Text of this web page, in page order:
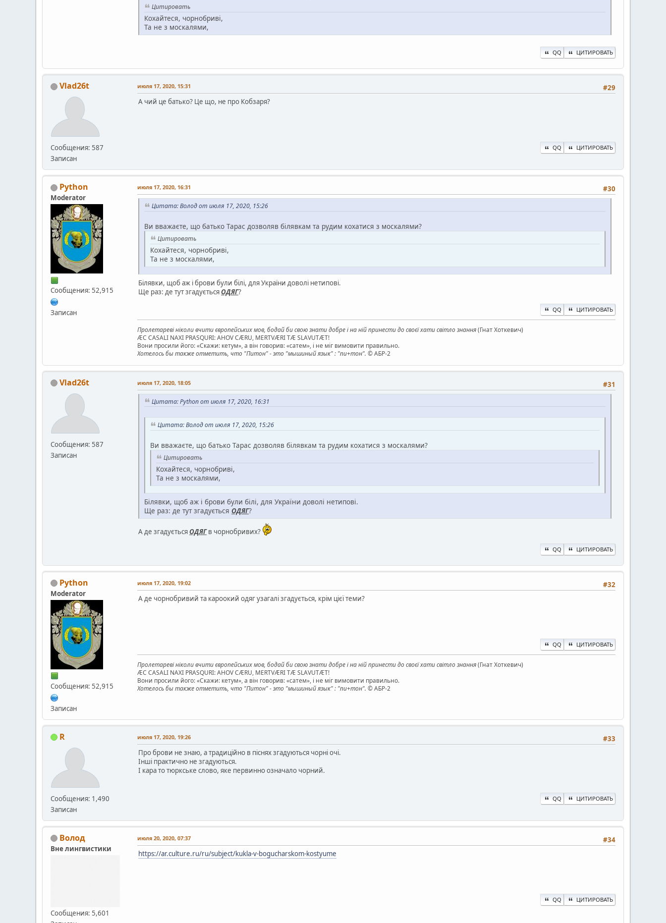
Цитировать
Кохайтеся, чорнобриві,
Та не з москалями,
QQ ЦИТИРОВАТЬ
Vlad26t
Сообщения: 587
Записан
#29
июля 17, 2020, 15:31
А чий це батько? Це що, не про Кобзаря?
QQ ЦИТИРОВАТЬ
Python
Moderator
Сообщения: 52,915
Записан
#30
июля 17, 2020, 16:31
Цитата: Волод от июля 17, 2020, 15:26
Ви вважаєте, що батько Тарас дозволяв білявкам та рудим кохатися з москалями?
Цитировать
Кохайтеся, чорнобриві,
Та не з москалями,
Білявки, щоб аж і брови були білі, для України доволі нетипові.
Ще раз: де тут згадуєтьсяОДЯГ?
QQ ЦИТИРОВАТЬ
Пролетареві ніколи вчити європейських мов, бодай би свою знати добре і на ній принести до своєї хати світло знання(Гнат Хоткевич)
ÆC CASALI NAXI PRASQURI: AHOV CÆRU, MERTVÆRI TÆ SLAVUTÆT!
Вони просили його: «Скажи: кетум», а він говорив: «сатем», і не міг вимовити правильно.
Хотелось бы также отметить, что "Питон" - это "мышиный язык" : "пи+тон". © АБР-2
Vlad26t
Сообщения: 587
Записан
#31
июля 17, 2020, 18:05
Цитата: Python от июля 17, 2020, 16:31
Цитата: Волод от июля 17, 2020, 15:26
Ви вважаєте, що батько Тарас дозволяв білявкам та рудим кохатися з москалями?
Цитировать
Кохайтеся, чорнобриві,
Та не з москалями,
Білявки, щоб аж і брови були білі, для України доволі нетипові.
Ще раз: де тут згадується ОДЯГ?
А де згадуєтьсяОДЯГв чорнобривих?
QQ ЦИТИРОВАТЬ
Python
Moderator
Сообщения: 52,915
Записан
#32
июля 17, 2020, 19:02
А де чорнобривий та кароокий одяг узагалі згадується, крім цієї теми?
QQ ЦИТИРОВАТЬ
Пролетареві ніколи вчити європейських мов, бодай би свою знати добре і на ній принести до своєї хати світло знання(Гнат Хоткевич)
ÆC CASALI NAXI PRASQURI: AHOV CÆRU, MERTVÆRI TÆ SLAVUTÆT!
Вони просили його: «Скажи: кетум», а він говорив: «сатем», і не міг вимовити правильно.
Хотелось бы также отметить, что "Питон" - это "мышиный язык" : "пи+тон". © АБР-2
R
Сообщения: 1,490
Записан
#33
июля 17, 2020, 19:26
Про брови не знаю, а традиційно в піснях згадуються чорні очі.
Інші практично не згадуються.
І кара то тюркське слово, яке первинно означало чорний.
QQ ЦИТИРОВАТЬ
Волод
Вне лингвистики
Сообщения: 5,601
#34
июля 20, 2020, 07:37
https://ar.culture.ru/ru/subject/kukla-v-bogucharskom-kostyume
QQ ЦИТИРОВАТЬ